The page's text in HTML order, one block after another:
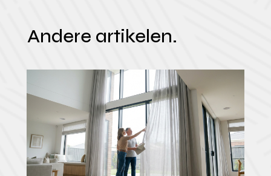
Andere artikelen.